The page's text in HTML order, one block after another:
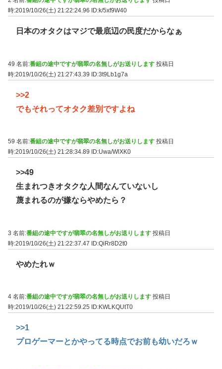
時:2019/10/26(土) 21:22:24.96
ID:k/5xf9W40
日本のオタクはマジで最底辺の民度だからなぁ
49 名前:番組の途中ですが翡翠の名無しがお送りします 投稿日
時:2019/10/26(土) 21:27:43.39 ID:3t9Lb1g7a
>>2
でもそれってオタク差別ですよね
59 名前:番組の途中ですが翡翠の名無しがお送りします 投稿日
時:2019/10/26(土) 21:28:34.89
ID:Uwa/WlXK0
>>49
生まれつきオタクな人間なんていないし
蔑まれるのが嫌ならやめたら？
3 名前:番組の途中ですが翡翠の名無しがお送りします 投稿日
時:2019/10/26(土) 21:22:37.47 ID:QiRr8D2t0
やめたれｗ
4 名前:番組の途中ですが翡翠の名無しがお送りします 投稿日
時:2019/10/26(土) 21:22:59.25
ID:KWLKQUtT0
>>1
プロゲーマーとかやってる時点でお前も幼いだろｗ